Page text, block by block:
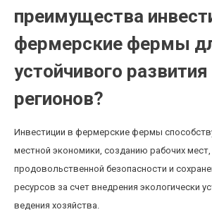
преимущества
фермерские фермы
устойчивого
регионов?
Инвестиции в фермерские фермы
местной экономики, созданию рабочих
продовольственной безопасности и
ресурсов за счет внедрения экологически
ведения хозяйства.